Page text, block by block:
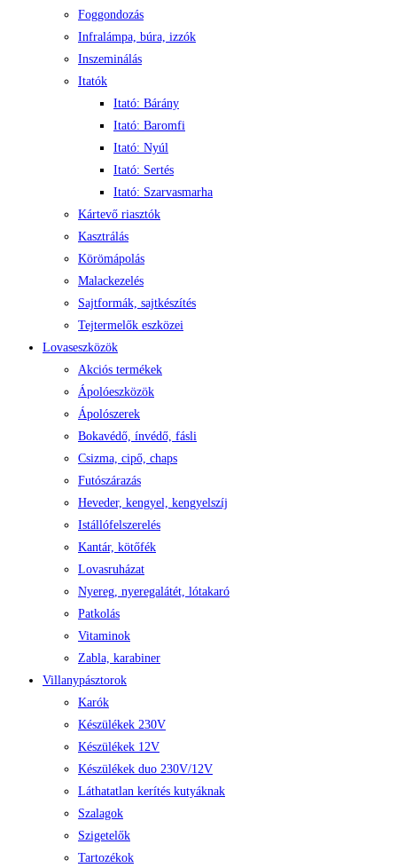
Foggondozás
Infralámpa, búra, izzók
Inszeminálás
Itatók
Itató: Bárány
Itató: Baromfi
Itató: Nyúl
Itató: Sertés
Itató: Szarvasmarha
Kártevő riasztók
Kasztrálás
Körömápolás
Malackezelés
Sajtformák, sajtkészítés
Tejtermelők eszközei
Lovaseszközök
Akciós termékek
Ápolóeszközök
Ápolószerek
Bokavédő, ínvédő, fásli
Csizma, cipő, chaps
Futószárazás
Heveder, kengyel, kengyelszíj
Istállófelszerelés
Kantár, kötőfék
Lovasruházat
Nyereg, nyeregalátét, lótakaró
Patkolás
Vitaminok
Zabla, karabiner
Villanypásztorok
Karók
Készülékek 230V
Készülékek 12V
Készülékek duo 230V/12V
Láthatatlan kerítés kutyáknak
Szalagok
Szigetelők
Tartozékok